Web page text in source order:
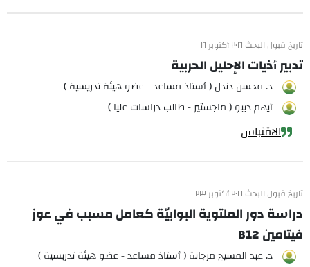
تاريخ قبول البحث ٢٠١٦ أكتوبر ١٦
تدبير أذيات الإحليل الحربية
د. محسن دندل ( أستاذ مساعد - عضو هيئة تدريسية )
أيهم ديبو ( ماجستير - طالب دراسات عليا )
الاقتباس
تاريخ قبول البحث ٢٠١٦ أكتوبر ٢٣
دراسة دور الملتوية البوابيّة كعامل مسبب في عوز
فيتامين B12
د. عبد المسيح مرجانة ( أستاذ مساعد - عضو هيئة تدريسية )